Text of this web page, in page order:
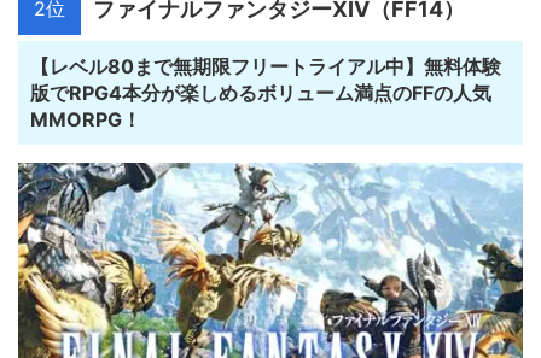
2位 ファイナルファンタジーXIV（FF14）
【レベル80まで無期限フリートライアル中】無料体験
版でRPG4本分が楽しめるボリューム満点のFFの人気
MMORPG！